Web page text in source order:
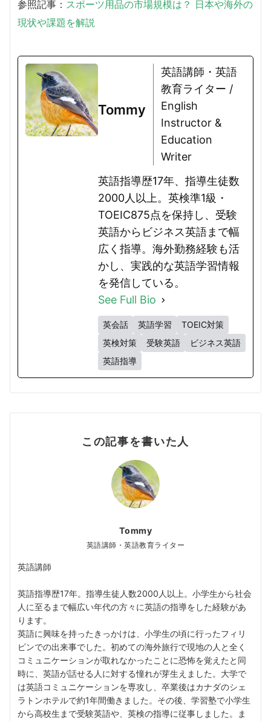
参照記事： スポーツ用品の市場規模は？ 日本や海外の
現状や課題を解説
Tommy
英語講師・英語
教育ライター /
English
Instructor &
Education
Writer
英語指導歴17年、指導生徒数
2000人以上。英検準1級・
TOEIC875点を保持し、受験
英語からビジネス英語まで幅
広く指導。海外勤務経験も活
かし、実践的な英語学習情報
を発信している。
See Full Bio
英会話 英語学習
TOEIC対策
英検対策
受験英語
ビジネス英語
英語指導
この記事を書いた人
Tommy
英語講師・英語教育ライター
英語講師
英語指導歴17年。指導生徒人数2000人以上。小学生から社会
人に至るまで幅広い年代の方々に英語の指導をした経験があ
ります。
英語に興味を持ったきっかけは、小学生の頃に行ったフィリ
ピンでの出来事でした。初めての海外旅行で現地の人と全く
コミュニケーションが取れなかったことに恐怖を覚えたと同
時に、英語が話せる人に対する憧れが芽生えました。大学で
は英語コミュニケーションを専攻し、卒業後はカナダのシェ
ラトンホテルで約1年間働きました。その後、学習塾で小学生
から高校生まで受験英語や、英検の指導に従事しました。ま